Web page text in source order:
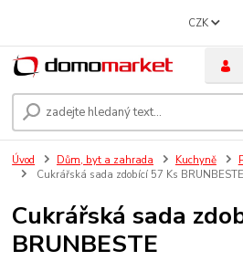
CZK
Úvod Dům, byt a zahrada Kuchyně
Cukrářská sada zdobící 57 Ks BRUNBESTE
Cukrářská sada
BRUNBESTE